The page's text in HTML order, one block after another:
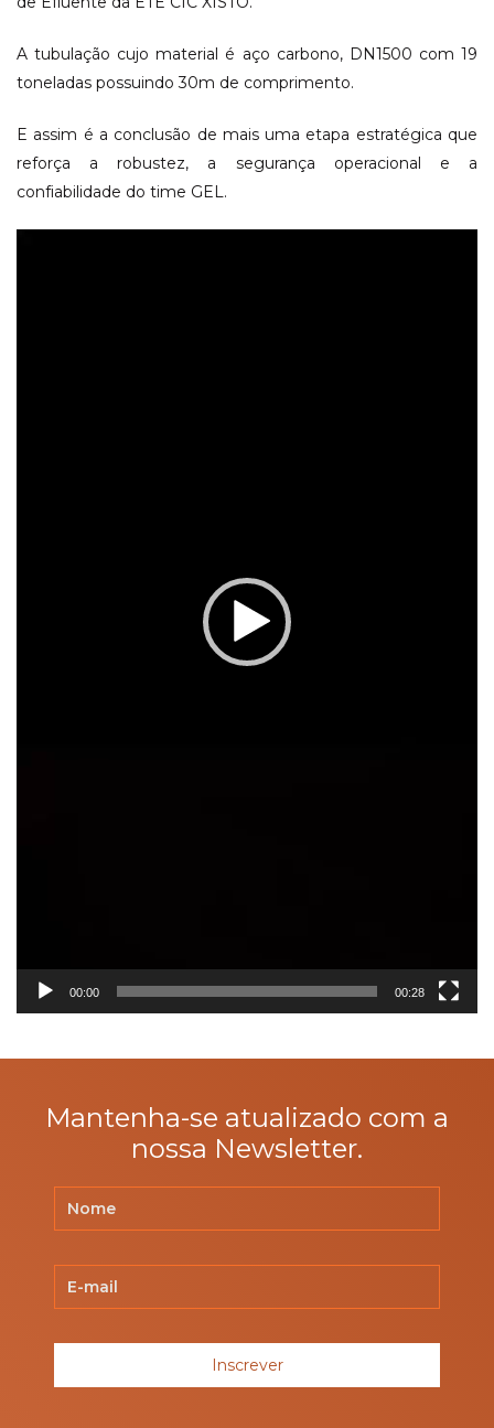
A tubulação cujo material é aço carbono, DN1500 com 19
toneladas possuindo 30m de comprimento.
E assim é a conclusão de mais uma etapa estratégica que
reforça a robustez, a segurança operacional e a
confiabilidade do time GEL.
00:00 00:28
Mantenha-se atualizado com a
nossa Newsletter.
Inscrever